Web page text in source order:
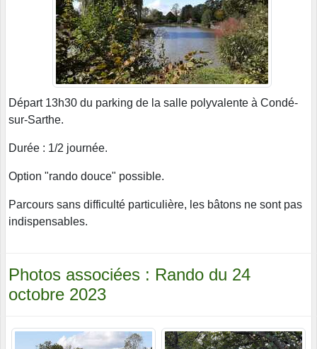
Départ 13h30 du parking de la salle polyvalente à Condé-
sur-Sarthe.
Durée : 1/2 journée.
Option "rando douce" possible.
Parcours sans difficulté particulière, les bâtons ne sont pas
indispensables.
Photos associées : Rando du 24
octobre 2023